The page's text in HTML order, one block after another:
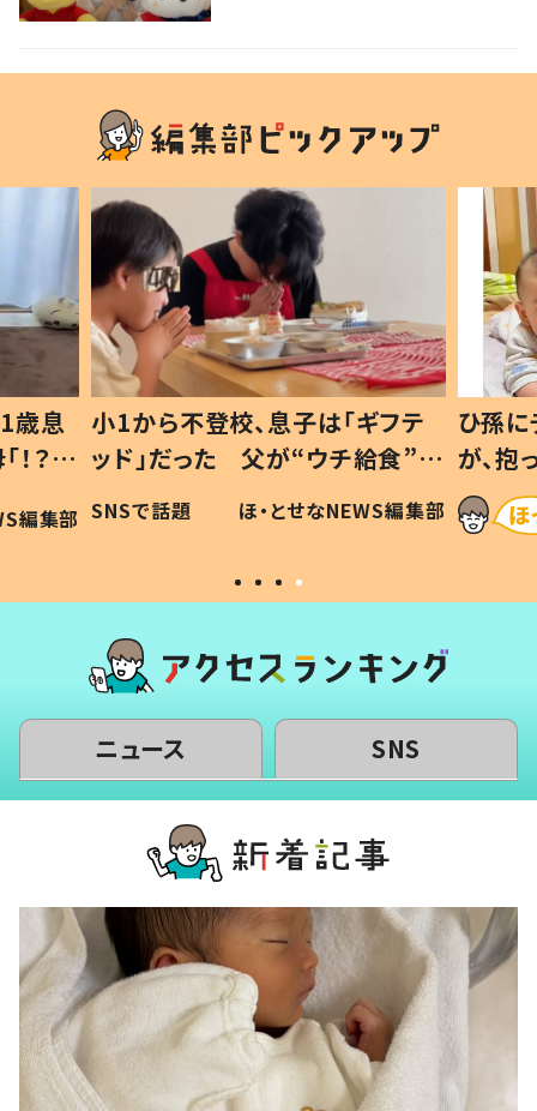
歳息
？」
編集部
小1から不登校、息子は「ギフテ
ッド」だった 父が“ウチ給食”を
作り続ける理由とは #令和の親
#令和の子
SNSで話題 ほ・とせなNEWS編集部
ひ孫
が、
「涙が
い」
ニュース SNS